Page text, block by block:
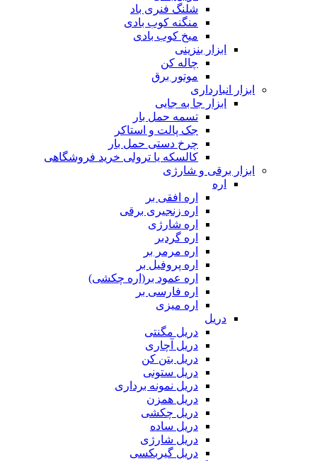
شلنگ فنری باد
منگنه کوب بادی
میخ کوب بادی
ابزار بنزینی
چاله کن
موتور برق
ابزار انبارداری
ابزار جا به جایی
تسمه حمل بار
جک پالت و استاکر
چرخ دستی حمل بار
کالسکه یا ترولی خرید فروشگاهی
ابزار برقی و شارژی
اره
اره افقی بر
اره زنجیری برقی
اره شارژی
اره گردبر
اره مرمر بر
اره پروفیل بر
اره عمود بر(اره چکشی)
اره فارسی بر
اره میزی
دریل
دریل مگنتی
دریل آچاری
دریل بتن کن
دریل ستونی
دریل نمونه برداری
دریل همزن
دریل چکشی
دریل ساده
دریل شارژی
دریل گیربکسی